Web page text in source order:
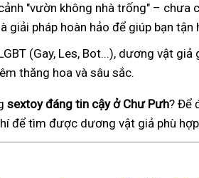
"vườn không nhà trống" –
giải pháp hoàn hảo để giúp bạn
(Gay, Les, Bot...), dương vật
thăng hoa và sâu sắc.
sextoy đáng tin cậy ở Chư Pưh? Để
để tìm được dương vật giả phù